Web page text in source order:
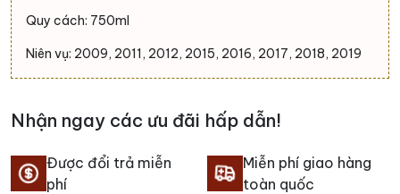
Quy cách: 750ml
Niên vụ: 2009, 2011, 2012, 2015, 2016, 2017, 2018, 2019
Nhận ngay các ưu đãi hấp dẫn!
Được đổi trả miễn
phí
Miễn phí giao hàng
toàn quốc